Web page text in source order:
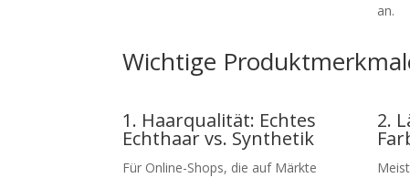
an.
Wichtige
1. Haarqualität: Echtes
Echthaar vs. Synthetik
Für Online-Shops, die auf Märkte
2.